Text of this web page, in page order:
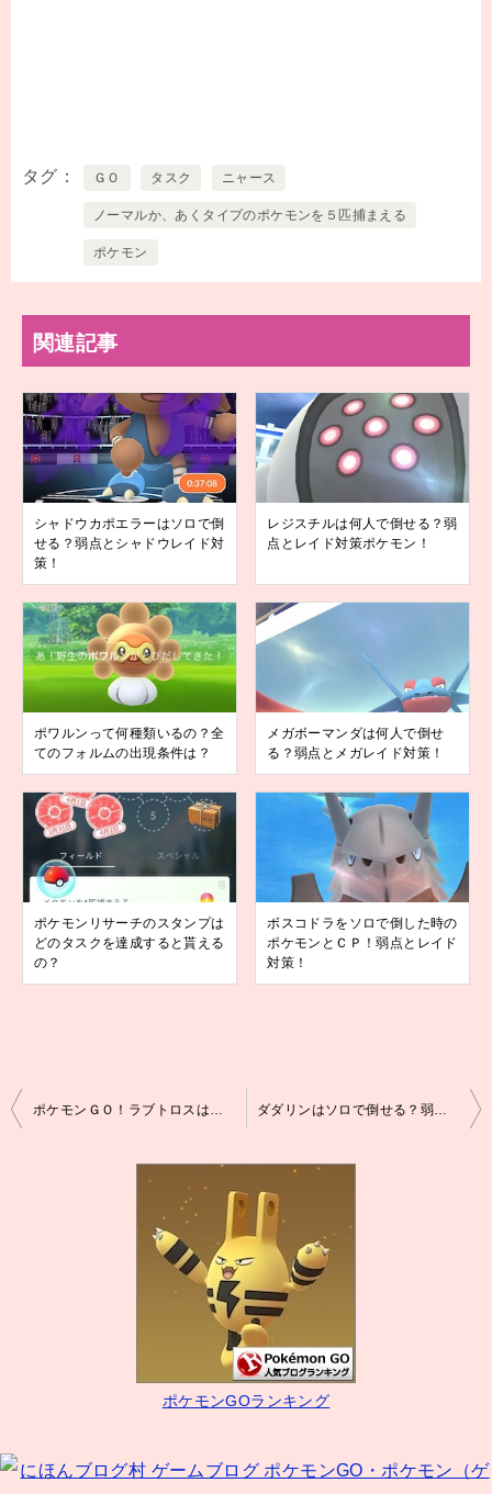
タグ ＧＯ タスク ニャース
ノーマルか、あくタイプのポケモンを５匹捕まえる
ポケモン
関連記事
シャドウカポエラーはソロで倒
せる？弱点とシャドウレイド対
策！
レジスチルは何人で倒せる？弱
点とレイド対策ポケモン！
ポワルンって何種類いるの？全
てのフォルムの出現条件は？
メガボーマンダは何人で倒せ
る？弱点とメガレイド対策！
ポケモンリサーチのスタンプは
どのタスクを達成すると貰える
の？
ボスコドラをソロで倒した時の
ポケモンとＣＰ！弱点とレイド
対策！
投
ポケモンＧＯ！ラブトロスは何人で倒せる？弱点とレイド対策！ ダダリンはソロで倒せる？弱点とソロレイド対策！
ポケモンGOランキング